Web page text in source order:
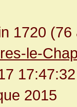
1720 (76
le-
17:47:32
2015